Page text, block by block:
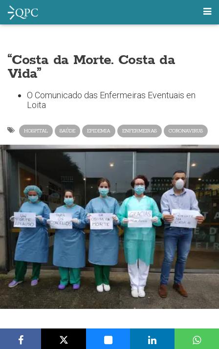
“Costa da Morte. Costa da
Vida”
O Comunicado das Enfermeiras Eventuais en
Loita
HOSPITAL SAÚDE EPIDEMIA ENFERMEIRAS CORONAVIRUS